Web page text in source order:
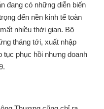
đang có những diễn biến
đến nền kinh tế toàn
nhiều thời gian. Bộ
tháng tới, xuất nhập
tục phục hồi nhưng doanh